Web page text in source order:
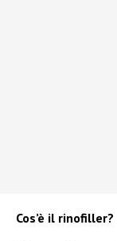
Cos’è il rinofiller?